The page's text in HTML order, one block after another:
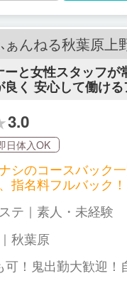
んねる秋葉原上
と女性スタッフが
く 安心して働け
3.0
日体入OK
シのコースバック
指名料フルバック
レコース60分♡
ション＋指名料＋姫
→女子給 4000円
テ｜素人・未経験
秋葉原
可！鬼出勤大歓迎！